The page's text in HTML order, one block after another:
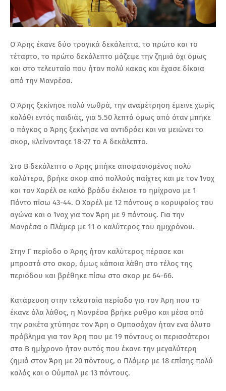
Ο Άρης έκανε δύο τραγικά δεκάλεπτα, το πρώτο και το
τέταρτο, το πρώτο δεκάλεπτο μάζεψε την ζημιά όχι όμως
και στο τελευταίο που ήταν πολύ κακος και έχασε δίκαια
από την Μανρέσα.
Ο Άρης ξεκίνησε πολύ νωθρά, την αναμέτρηση έμεινε χωρίς
καλάθι εντός παιδιάς, για 5.50 λεπτά όμως από όταν μπήκε
ο πάγκος ο Άρης ξεκίνησε να αντιδράει και να μειώνει το
σκορ, κλείνονταςε 18-27 το Α δεκάλεπτο.
Στο Β δεκάλεπτο ο Άρης μπήκε αποφασισμένος πολύ
καλύτερα, βρήκε σκορ από πολλούς παίχτες και με τον Ίνοχ
και τον Χαρέλ σε καλό βράδυ έκλεισε το ημίχρονο με 1
Πόντο πίσω 43-44. Ο Χαρέλ με 12 πόντους ο κορυφαίος του
αγώνα και ο Ίνοχ για τον Άρη με 9 πόντους. Για την
Μανρέσα ο Πλάμερ με 11 ο καλύτερος του ημιχρόνου.
Στην Γ περίοδο ο Άρης ήταν καλύτερος πέρασε και
μπροστά στο σκορ, όμως κάποια λάθη στο τέλος της
περιόδου και βρέθηκε πίσω στο σκορ με 64-66.
Κατάρευση στην τελευταία περίοδο για τον Άρη που τα
έκανε όλα λάθος, η Μανρέσα βρήκε ρυθμο και μέσα από
την ρακέτα χτύπησε τον Άρη ο Ομπασόχαν ήταν ενα άλυτο
πρόβλημα για τον Άρη που με 19 πόντους οι περισσότεροι
στο Β ημίχρονο ήταν αυτός που έκανε την μεγαλύτερη
ζημιά στον Άρη με 20 πόντους, ο Πλάμερ με 18 επίσης πολύ
καλός και ο Ούμπαλ με 13 πόντους.